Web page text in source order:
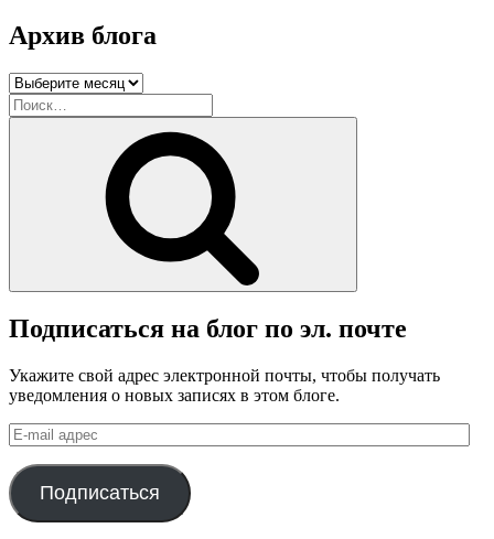
Архив блога
Архив
блога
Искать:
Подписаться на блог по эл. почте
Укажите свой адрес электронной почты, чтобы получать
уведомления о новых записях в этом блоге.
E-
mail
адрес
Подписаться